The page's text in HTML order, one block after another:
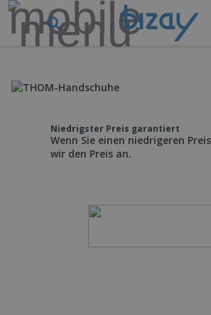
Niedrigster Preis garantiert
Wenn Sie einen niedrigeren
wir den Preis an.